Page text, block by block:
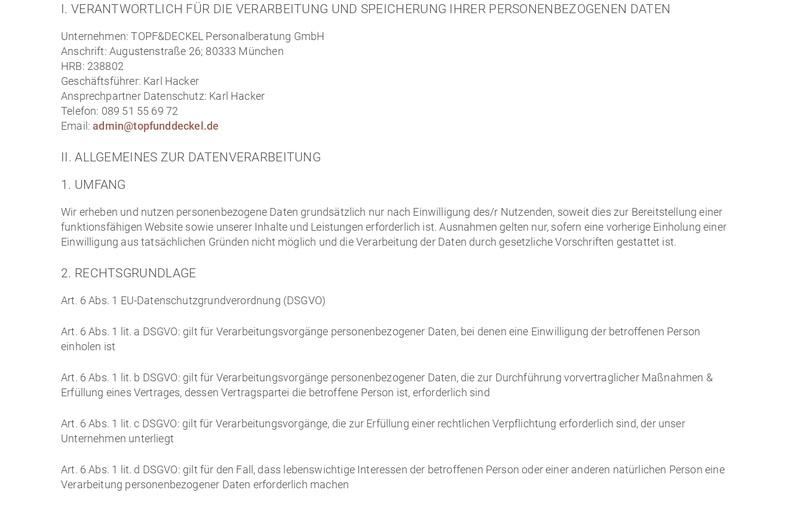
I. VERANTWORTLICH FÜR DIE VERARBEITUNG UND SPEICHERUNG IHRER PERSONENBEZOGENEN DATEN
Unternehmen: TOPF&DECKEL Personalberatung GmbH
Anschrift: Augustenstraße 26; 80333 München
HRB: 238802
Geschäftsführer: Karl Hacker
Ansprechpartner Datenschutz: Karl Hacker
Telefon: 089 51 55 69 72
Email: admin@topfunddeckel.de
II. ALLGEMEINES ZUR DATENVERARBEITUNG
1. UMFANG
Wir erheben und nutzen personenbezogene Daten grundsätzlich nur nach Einwilligung des/r Nutzenden, soweit dies zur Bereitstellung einer
funktionsfähigen Website sowie unserer Inhalte und Leistungen erforderlich ist. Ausnahmen gelten nur, sofern eine vorherige Einholung einer
Einwilligung aus tatsächlichen Gründen nicht möglich und die Verarbeitung der Daten durch gesetzliche Vorschriften gestattet ist.
2. RECHTSGRUNDLAGE
Art. 6 Abs. 1 EU-Datenschutzgrundverordnung (DSGVO)
Art. 6 Abs. 1 lit. a DSGVO: gilt für Verarbeitungsvorgänge personenbezogener Daten, bei denen eine Einwilligung der betroffenen Person
einholen ist
Art. 6 Abs. 1 lit. b DSGVO: gilt für Verarbeitungsvorgänge personenbezogener Daten, die zur Durchführung vorvertraglicher Maßnahmen &
Erfüllung eines Vertrages, dessen Vertragspartei die betroffene Person ist, erforderlich sind
Art. 6 Abs. 1 lit. c DSGVO: gilt für Verarbeitungsvorgänge, die zur Erfüllung einer rechtlichen Verpflichtung erforderlich sind, der unser
Unternehmen unterliegt
Art. 6 Abs. 1 lit. d DSGVO: gilt für den Fall, dass lebenswichtige Interessen der betroffenen Person oder einer anderen natürlichen Person eine
Verarbeitung personenbezogener Daten erforderlich machen